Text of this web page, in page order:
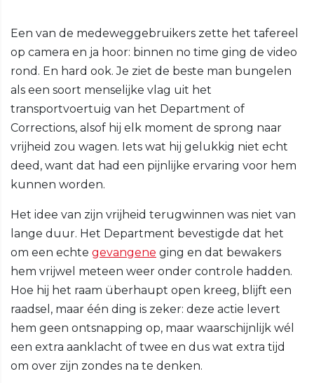
Een van de medeweggebruikers zette het tafereel
op camera en ja hoor: binnen no time ging de video
rond. En hard ook. Je ziet de beste man bungelen
als een soort menselijke vlag uit het
transportvoertuig van het Department of
Corrections, alsof hij elk moment de sprong naar
vrijheid zou wagen. Iets wat hij gelukkig niet echt
deed, want dat had een pijnlijke ervaring voor hem
kunnen worden.
Het idee van zijn vrijheid terugwinnen was niet van
lange duur. Het Department bevestigde dat het
om een echte gevangene ging en dat bewakers
hem vrijwel meteen weer onder controle hadden.
Hoe hij het raam überhaupt open kreeg, blijft een
raadsel, maar één ding is zeker: deze actie levert
hem geen ontsnapping op, maar waarschijnlijk wél
een extra aanklacht of twee en dus wat extra tijd
om over zijn zondes na te denken.